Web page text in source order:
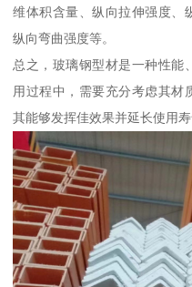
维体积含量、纵向拉伸强度、
纵向弯曲强度等。
总之，玻璃钢型材是一种性能
用过程中，需要充分考虑其材
其能够发挥佳效果并延长使用寿